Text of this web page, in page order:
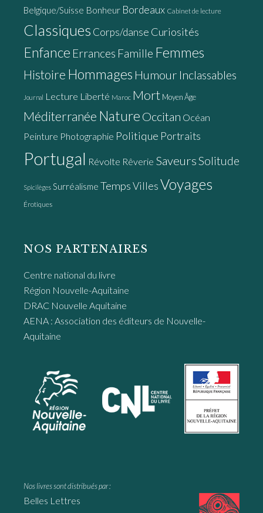
Belgique/Suisse Bonheur Bordeaux Cabinet de lecture
Classiques Corps/danse Curiosités
Enfance Errances Famille Femmes
Histoire Hommages Humour Inclassables
Journal Lecture Liberté Maroc Mort Moyen Âge
Méditerranée Nature Occitan Océan
Peinture Photographie Politique Portraits
Portugal Révolte Rêverie SaveursSolitude
Spicilèges Surréalisme TempsVillesVoyages
Érotiques
NOS PARTENAIRES
Centre national du livre
Région Nouvelle-Aquitaine
DRAC Nouvelle Aquitaine
AENA : Association des éditeurs de Nouvelle-
Aquitaine
Nos livres sont distribués par :
Belles Lettres